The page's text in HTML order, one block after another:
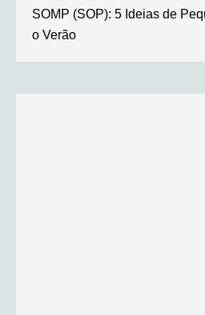
SOMP (SOP): 5 Ideias de
o Verão